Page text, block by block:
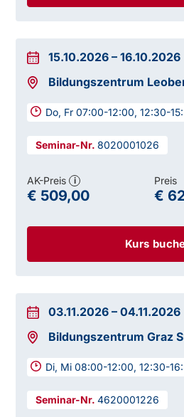
15.10.2026 –16.10.2026
Bildungszentrum
Do, Fr 07:00-12:00, 12:30-
8020001026
Kurs
AK-Preis i
€ 509,00
Preis
€
03.11.2026 –04.11.2026
Bildungszentrum Graz
Di, Mi 08:00-12:00, 12:30-
4620001226